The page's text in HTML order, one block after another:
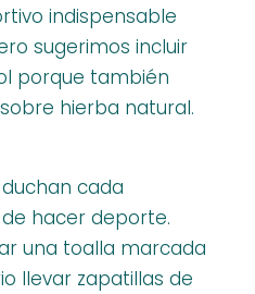
indispensable
sugerimos incluir
porque también
hierba natural.
cada
hacer deporte.
una toalla marcada
llevar zapatillas de